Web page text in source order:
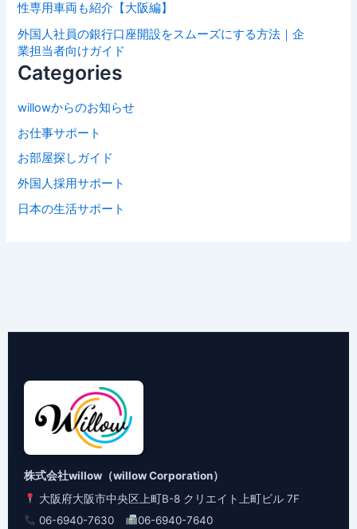
性専用車両も紹介【大阪編】
外国人社員の銀行口座開設をスムーズにする方法｜企
業担当者向けガイド
Categories
willowからのお知らせ
お仕事サポート
お部屋探しガイド
外国人採用サポート
日本の生活サポート
株式会社willow（willow Corporation）
大阪府大阪市中央区上町B-8 クリエイト上町ビル 7F
06-6940-7630
06-6940-7640